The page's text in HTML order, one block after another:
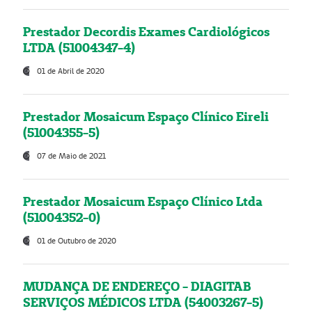
Prestador Decordis Exames Cardiológicos
LTDA (51004347-4)
01 de Abril de 2020
Prestador Mosaicum Espaço Clínico Eireli
(51004355-5)
07 de Maio de 2021
Prestador Mosaicum Espaço Clínico Ltda
(51004352-0)
01 de Outubro de 2020
MUDANÇA DE ENDEREÇO - DIAGITAB
SERVIÇOS MÉDICOS LTDA (54003267-5)